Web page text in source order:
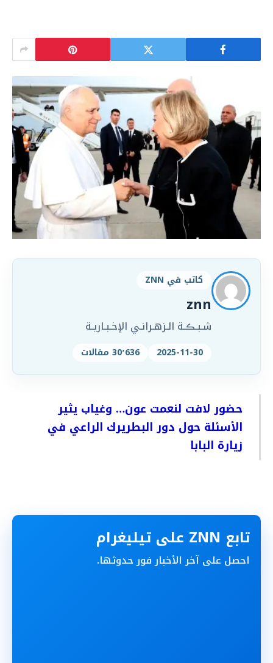
كاتب في ZNN
znn
شـبـڪـة الـزهـرانـي الإخـبـاريـة
2025-11-30 30٬636 مقالات
حضور لافت لنعمت عون… وغياب يثير
الأسئلة حول دور البطريرك الراعي في
زيارة البابا
تابع ZNN على تيليغرام
احصل على آخر الأخبار فور حدوثها.